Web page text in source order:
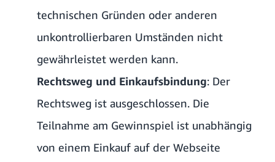
technischen Gründen oder anderen
unkontrollierbaren Umständen nicht
gewährleistet werden kann.
Rechtsweg und Einkaufsbindung: Der
Rechtsweg ist ausgeschlossen. Die
Teilnahme am Gewinnspiel ist unabhängig
von einem Einkauf auf der Webseite